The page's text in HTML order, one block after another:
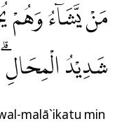
مَنْ يَّشَاۤءُ وَهُمْ
شَدِيْدُ الْمِحَالِۗ
malā`ikatu min